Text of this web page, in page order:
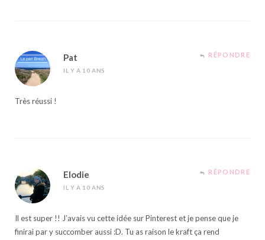
Pat
IL Y A 10 ANS
RÉPONDRE
Très réussi !
Elodie
IL Y A 10 ANS
RÉPONDRE
Il est super !! J’avais vu cette idée sur Pinterest et je pense que je
finirai par y succomber aussi :D. Tu as raison le kraft ça rend